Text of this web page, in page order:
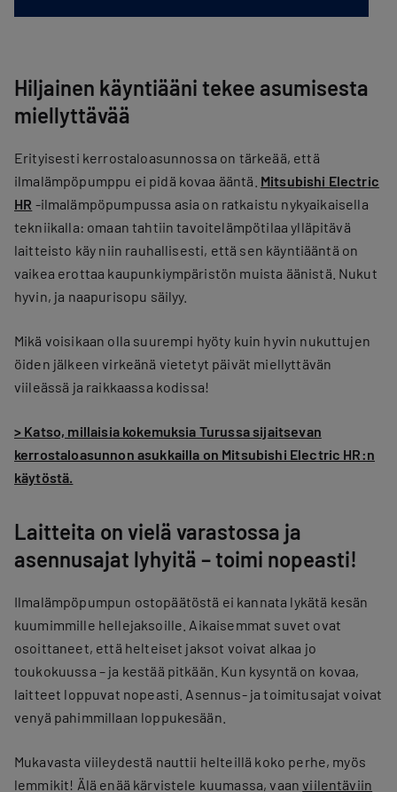
Hiljainen käyntiääni tekee asumisesta
miellyttävää
Erityisesti kerrostaloasunnossa on tärkeää, että
ilmalämpöpumppu ei pidä kovaa ääntä. Mitsubishi Electric
HR -ilmalämpöpumpussa asia on ratkaistu nykyaikaisella
tekniikalla: omaan tahtiin tavoitelämpötilaa ylläpitävä
laitteisto käy niin rauhallisesti, että sen käyntiääntä on
vaikea erottaa kaupunkiympäristön muista äänistä. Nukut
hyvin, ja naapurisopu säilyy.
Mikä voisikaan olla suurempi hyöty kuin hyvin nukuttujen
öiden jälkeen virkeänä vietetyt päivät miellyttävän
viileässä ja raikkaassa kodissa!
> Katso, millaisia kokemuksia Turussa sijaitsevan
kerrostaloasunnon asukkailla on Mitsubishi Electric HR:n
käytöstä.
Laitteita on vielä varastossa ja
asennusajat lyhyitä – toimi nopeasti!
Ilmalämpöpumpun ostopäätöstä ei kannata lykätä kesän
kuumimmille hellejaksoille. Aikaisemmat suvet ovat
osoittaneet, että helteiset jaksot voivat alkaa jo
toukokuussa – ja kestää pitkään. Kun kysyntä on kovaa,
laitteet loppuvat nopeasti. Asennus- ja toimitusajat voivat
venyä pahimmillaan loppukesään.
Mukavasta viileydestä nauttii helteillä koko perhe, myös
lemmikit! Älä enää kärvistele kuumassa, vaanviilentäviin